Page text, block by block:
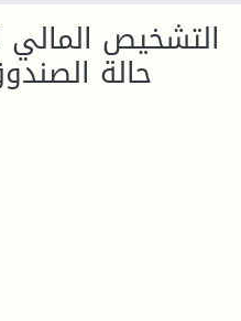
التشخيص
حالة